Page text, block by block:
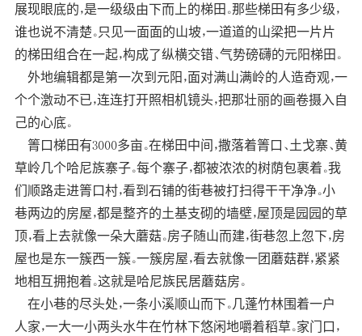
展现眼底的，是一级级由下而上的梯田。那些梯田有多少级，
谁也说不清楚。只见一面面的山坡，一道道的山梁把一片片
的梯田组合在一起，构成了纵横交错、气势磅礴的元阳梯田。
外地编辑都是第一次到元阳，面对满山满岭的人造奇观，一
个个激动不已，连连打开照相机镜头，把那壮丽的画卷摄入自
己的心底。
箐口梯田有3000多亩。在梯田中间，撒落着箐口、土戈寨、黄
草岭几个哈尼族寨子。每个寨子，都被浓浓的树荫包裹着。我
们顺路走进箐口村，看到石铺的街巷被打扫得干干净净。小
巷两边的房屋，都是整齐的土基支砌的墙壁，屋顶是园园的草
顶，看上去就像一朵大蘑菇。房子随山而建，街巷忽上忽下，房
屋也是东一簇西一簇。一簇房屋，看去就像一团蘑菇群，紧紧
地相互拥抱着。这就是哈尼族民居蘑菇房。
在小巷的尽头处，一条小溪顺山而下。几蓬竹林围着一户
人家，一大一小两头水牛在竹林下悠闲地嚼着稻草。家门口，